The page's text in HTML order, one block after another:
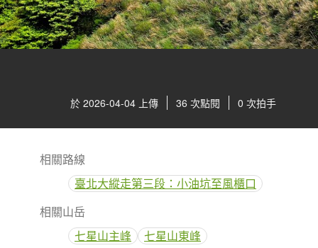
於 2026-04-04 上傳 36 次點閱 0 次拍手
相關路線
臺北大縱走第三段：小油坑至風櫃口
相關山岳
七星山主峰
七星山東峰